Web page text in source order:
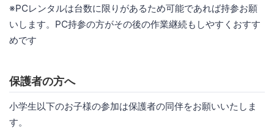
※PCレンタルは台数に限りがあるため可能であれば持参お願
いします。PC持参の方がその後の作業継続もしやすくおすす
めです
保護者の方へ
小学生以下のお子様の参加は保護者の同伴をお願いいたしま
す。